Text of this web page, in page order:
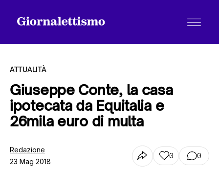
Tutti gli articoli
Chi siamo
ATTUALITÀ
Giuseppe Conte, la casa
ipotecata da Equitalia e
26mila euro di multa
Redazione
23 Mag 2018
0 0